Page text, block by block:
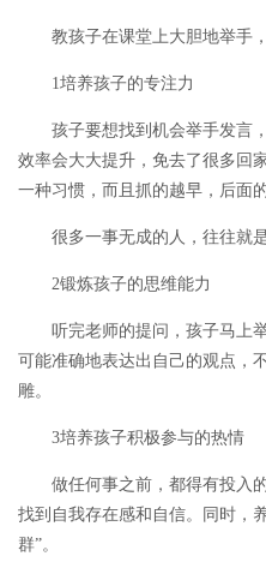
教孩子在课堂上大胆地举手
1培养孩子的专注力
孩子要想找到机会举手发言
效率会大大提升，免去了很多回
一种习惯，而且抓的越早，后面
很多一事无成的人，往往就
2锻炼孩子的思维能力
听完老师的提问，孩子马上
可能准确地表达出自己的观点，
雕。
3培养孩子积极参与的热情
做任何事之前，都得有投入
找到自我存在感和自信。同时，
群”。